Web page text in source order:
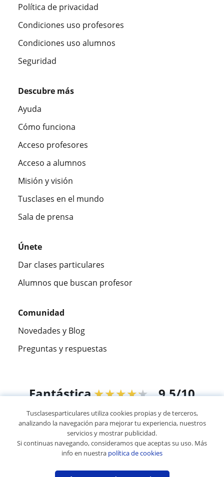
Política de privacidad
Condiciones uso profesores
Condiciones uso alumnos
Seguridad
Descubre más
Ayuda
Cómo funciona
Acceso profesores
Acceso a alumnos
Misión y visión
Tusclases en el mundo
Sala de prensa
Únete
Dar clases particulares
Alumnos que buscan profesor
Comunidad
Novedades y Blog
Preguntas y respuestas
Fantástica★★★★★ 9,5/10
305915opiniones de alumnos
© 2007 - 2026 Tusclasesparticulares.com.ec
Mapa web:Profesores particulares
Tusclasesparticulares utiliza cookies propias y de terceros,
analizando la navegación para mejorar tu experiencia, nuestros
servicios y mostrar publicidad.
Si continuas navegando, consideramos que aceptas su uso. Más
info en nuestra política de cookies